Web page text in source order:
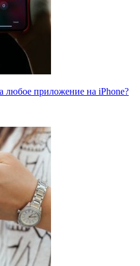
любое приложение на iPhone?